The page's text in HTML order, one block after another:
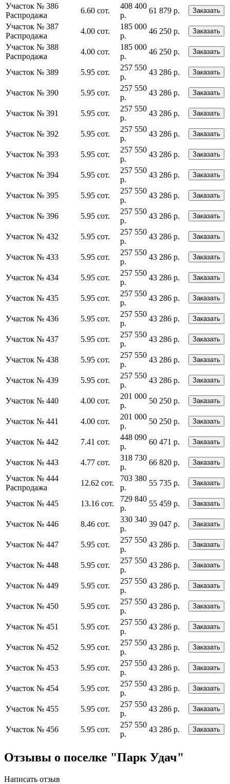
Участок № 386
Распродажа
6.60 сот.
408 400
р.
61 879 р. Заказать
Участок № 387
Распродажа
4.00 сот.
185 000
р.
46 250 р. Заказать
Участок № 388
Распродажа
4.00 сот.
185 000
р.
46 250 р. Заказать
Участок № 389 5.95 сот.
257 550
р.
43 286 р. Заказать
Участок № 390 5.95 сот.
257 550
р.
43 286 р. Заказать
Участок № 391 5.95 сот.
257 550
р.
43 286 р. Заказать
Участок № 392 5.95 сот.
257 550
р.
43 286 р. Заказать
Участок № 393 5.95 сот.
257 550
р.
43 286 р. Заказать
Участок № 394 5.95 сот.
257 550
р.
43 286 р. Заказать
Участок № 395 5.95 сот.
257 550
р.
43 286 р. Заказать
Участок № 396 5.95 сот.
257 550
р.
43 286 р. Заказать
Участок № 432 5.95 сот.
257 550
р.
43 286 р. Заказать
Участок № 433 5.95 сот.
257 550
р.
43 286 р. Заказать
Участок № 434 5.95 сот.
257 550
р.
43 286 р. Заказать
Участок № 435 5.95 сот.
257 550
р.
43 286 р. Заказать
Участок № 436 5.95 сот.
257 550
р.
43 286 р. Заказать
Участок № 437 5.95 сот.
257 550
р.
43 286 р. Заказать
Участок № 438 5.95 сот.
257 550
р.
43 286 р. Заказать
Участок № 439 5.95 сот.
257 550
р.
43 286 р. Заказать
Участок № 440 4.00 сот.
201 000
р.
50 250 р. Заказать
Участок № 441 4.00 сот.
201 000
р.
50 250 р. Заказать
Участок № 442 7.41 сот.
448 090
р.
60 471 р. Заказать
Участок № 443 4.77 сот.
318 730
р.
66 820 р. Заказать
Участок № 444
Распродажа
12.62 сот.
703 380
р.
55 735 р. Заказать
Участок № 445 13.16 сот.
729 840
р.
55 459 р. Заказать
Участок № 446 8.46 сот.
330 340
р.
39 047 р. Заказать
Участок № 447 5.95 сот.
257 550
р.
43 286 р. Заказать
Участок № 448 5.95 сот.
257 550
р.
43 286 р. Заказать
Участок № 449 5.95 сот.
257 550
р.
43 286 р. Заказать
Участок № 450 5.95 сот.
257 550
р.
43 286 р. Заказать
Участок № 451 5.95 сот.
257 550
р.
43 286 р. Заказать
Участок № 452 5.95 сот.
257 550
р.
43 286 р. Заказать
Участок № 453 5.95 сот.
257 550
р.
43 286 р. Заказать
Участок № 454 5.95 сот.
257 550
р.
43 286 р. Заказать
Участок № 455 5.95 сот.
257 550
р.
43 286 р. Заказать
Участок № 456 5.95 сот.
257 550
р.
43 286 р. Заказать
Отзывы о поселке "Парк Удач"
Написать отзыв